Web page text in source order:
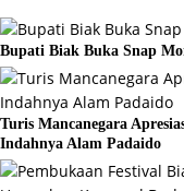
Bupati Biak Buka Snap
Turis Mancanegara
Indahnya Alam Padaido